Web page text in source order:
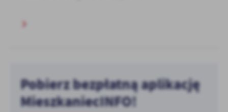
Pobierz bezpłatną aplikację
MieszkaniecINFO!